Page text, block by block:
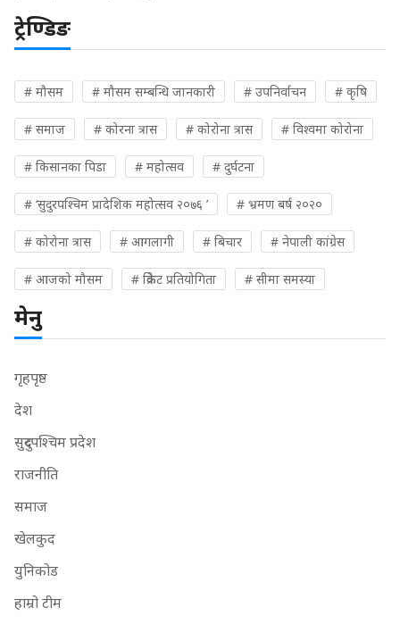
ट्रेण्डिङ
# मौसम # मौसम सम्बन्धि जानकारी # उपनिर्वाचन # कृषि
# समाज # कोरना त्रास # कोरोना त्रास # विश्वमा कोरोना
# किसानका पिडा # महोत्सव # दुर्घटना
# ‘सुदुरपश्चिम प्रादेशिक महोत्सव २०७६ ’ # भ्रमण बर्ष २०२०
# कोरोना त्रास # आगलागी # बिचार # नेपाली कांग्रेस
# आजको मौसम # क्रिकेट प्रतियोगिता # सीमा समस्या
मेनु
गृहपृष्ठ
देश
सुदुरपश्चिम प्रदेश
राजनीति
समाज
खेलकुद
युनिकोड
हाम्रो टीम